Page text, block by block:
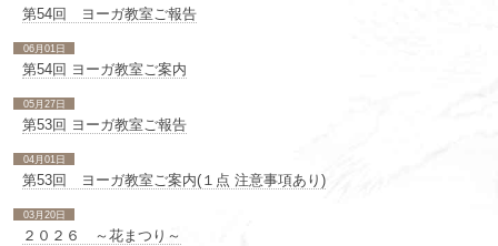
第54回 ヨーガ教室ご報告
06月01日
第54回 ヨーガ教室ご案内
05月27日
第53回 ヨーガ教室ご報告
04月01日
第53回 ヨーガ教室ご案内(１点 注意事項あり)
03月20日
２０２６ ～花まつり～